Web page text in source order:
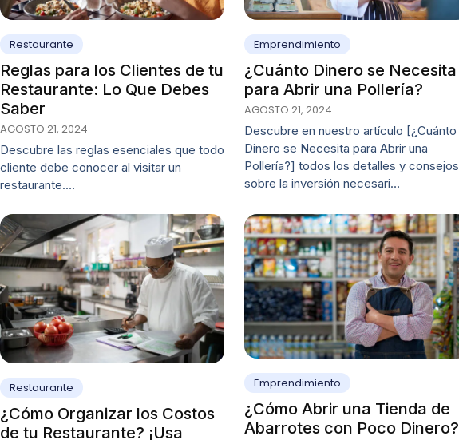
Restaurante
Reglas para los Clientes de tu
Restaurante: Lo Que Debes
Saber
AGOSTO 21, 2024
Descubre las reglas esenciales que todo
cliente debe conocer al visitar un
restaurante.…
Emprendimiento
¿Cuánto Dinero se Necesita
para Abrir una Pollería?
AGOSTO 21, 2024
Descubre en nuestro artículo [¿Cuánto
Dinero se Necesita para Abrir una
Pollería?] todos los detalles y consejos
sobre la inversión necesari…
Restaurante
¿Cómo Organizar los Costos
de tu Restaurante? ¡Usa
Emprendimiento
¿Cómo Abrir una Tienda de
Abarrotes con Poco Dinero?